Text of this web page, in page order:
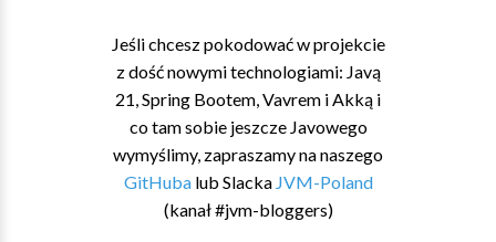
Jeśli chcesz pokodować w projekcie
z dość nowymi technologiami: Javą
21, Spring Bootem, Vavrem i Akką i
co tam sobie jeszcze Javowego
wymyślimy, zapraszamy na naszego
GitHubalub Slacka JVM-Poland
(kanał #jvm-bloggers)